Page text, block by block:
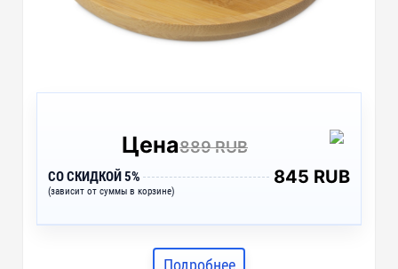
Цена889 RUB
СО СКИДКОЙ 5%
(зависит от суммы в корзине)
845 RUB